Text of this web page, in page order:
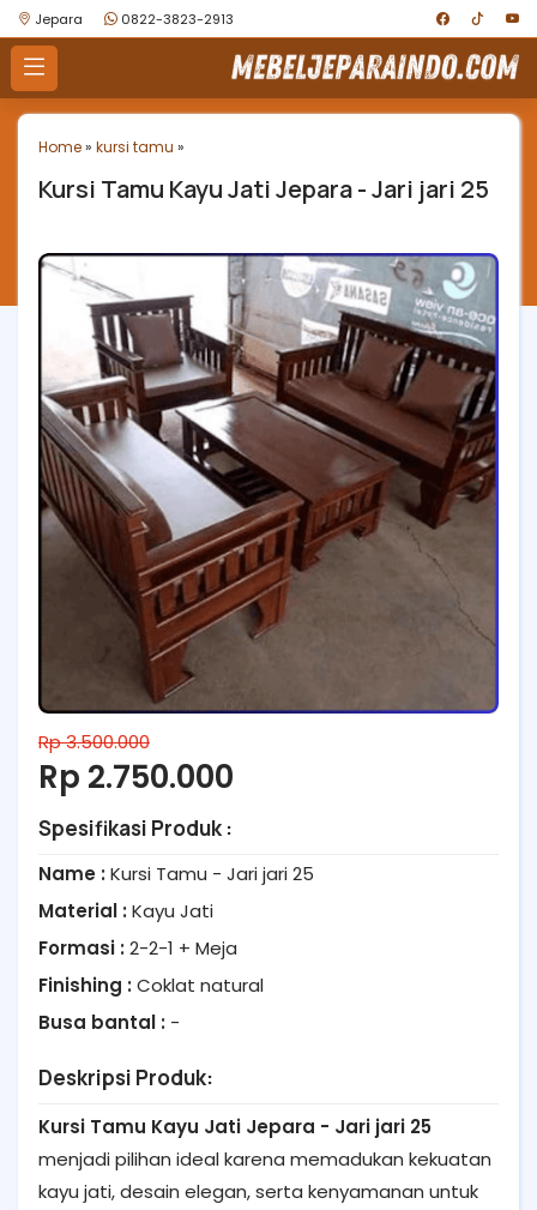
Jepara 0822-3823-2913
Home» kursi tamu »
Kursi Tamu Kayu Jati Jepara - Jari jari 25
Deskripsi Produk:
Kursi Tamu Kayu Jati Jepara - Jari jari 25
menjadi pilihan ideal karena memadukan kekuatan
kayu jati, desain elegan, serta kenyamanan untuk
Rp 3.500.000
Rp 2.750.000
Spesifikasi Produk :
Name : Kursi Tamu - Jari jari 25
Material : Kayu Jati
Formasi : 2-2-1 + Meja
Finishing : Coklat natural
Busa bantal : -